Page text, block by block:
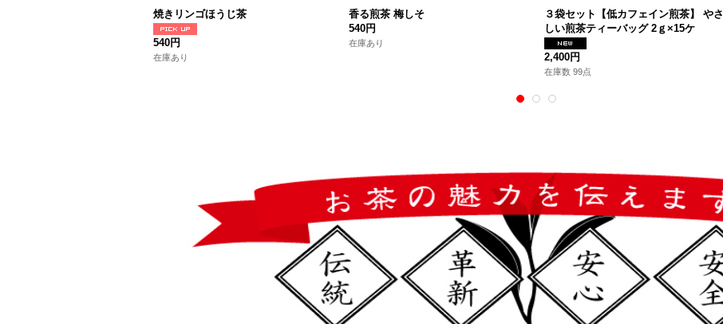
焼きリンゴほうじ茶
540円
在庫あり
香る煎茶 梅しそ
540円
在庫あり
３袋セット【低カフェイン煎茶】 やさ
しい煎茶ティーバッグ 2ｇ×15ケ
2,400円
在庫数 99点